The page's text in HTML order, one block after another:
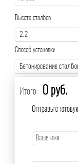
Высота столбов
Способ установки
Итого: 0 руб.
Отправьте